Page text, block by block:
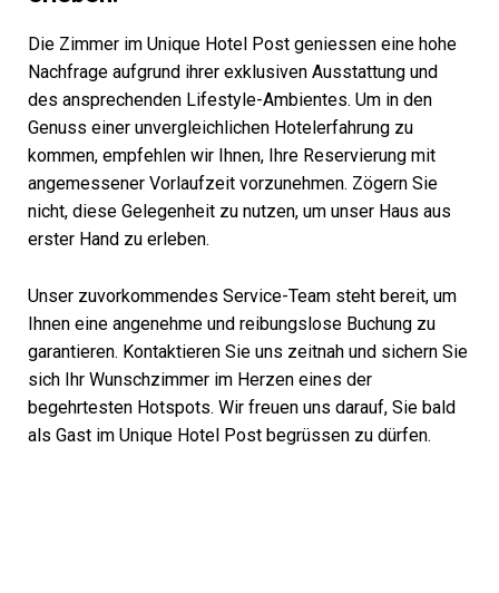
Die Zimmer im Unique Hotel Post geniessen eine hohe
Nachfrage aufgrund ihrer exklusiven Ausstattung und
des ansprechenden Lifestyle-Ambientes. Um in den
Genuss einer unvergleichlichen Hotelerfahrung zu
kommen, empfehlen wir Ihnen, Ihre Reservierung mit
angemessener Vorlaufzeit vorzunehmen. Zögern Sie
nicht, diese Gelegenheit zu nutzen, um unser Haus aus
erster Hand zu erleben.
Unser zuvorkommendes Service-Team steht bereit, um
Ihnen eine angenehme und reibungslose Buchung zu
garantieren. Kontaktieren Sie uns zeitnah und sichern Sie
sich Ihr Wunschzimmer im Herzen eines der
begehrtesten Hotspots. Wir freuen uns darauf, Sie bald
als Gast im Unique Hotel Post begrüssen zu dürfen.